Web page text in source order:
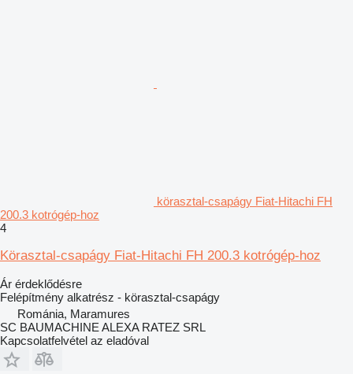
körasztal-csapágy Fiat-Hitachi FH
200.3 kotrógép-hoz
4
Körasztal-csapágy Fiat-Hitachi FH 200.3 kotrógép-hoz
Ár érdeklődésre
Felépítmény alkatrész - körasztal-csapágy
Románia, Maramures
SC BAUMACHINE ALEXA RATEZ SRL
Kapcsolatfelvétel az eladóval